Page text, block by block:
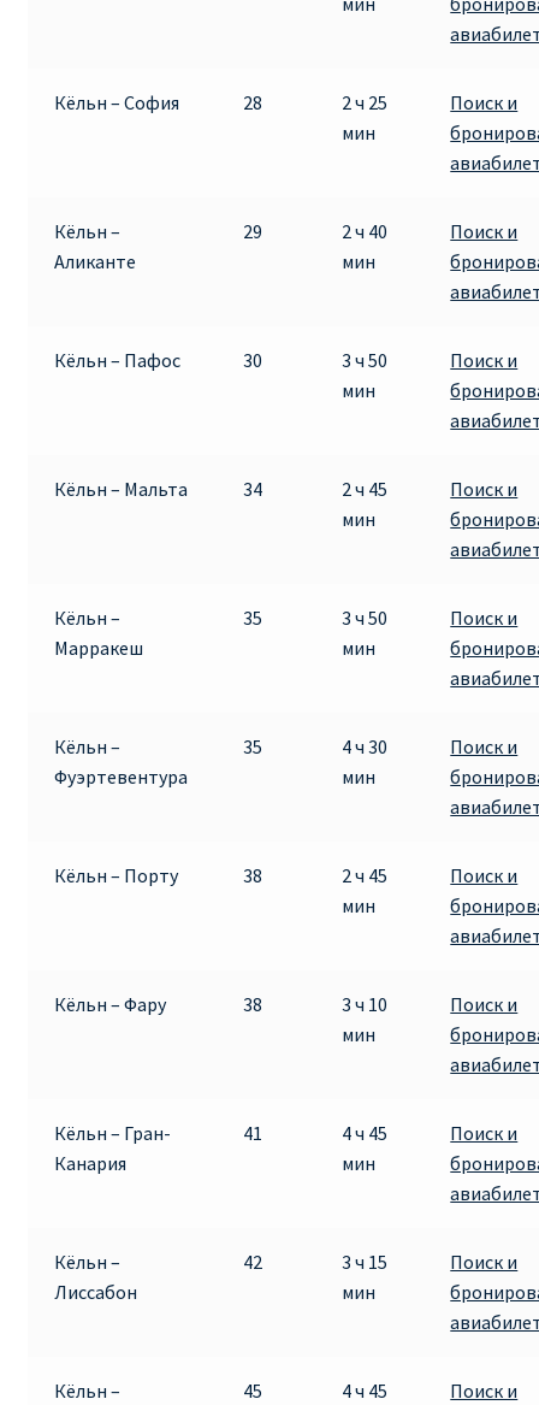
Кёльн – София 28
2 ч 25
мин
Поиск и
Кёльн –
Аликанте
29
2 ч 40
мин
Поиск и
Кёльн – Пафос 30
3 ч 50
мин
Поиск и
Кёльн – Мальта 34
2 ч 45
мин
Поиск и
Кёльн –
Марракеш
35
3 ч 50
мин
Поиск и
Кёльн –
Фуэртевентура
35
4 ч 30
мин
Поиск и
Кёльн – Порту 38
2 ч 45
мин
Поиск и
Кёльн – Фару 38
3 ч 10
мин
Поиск и
Кёльн – Гран-
Канария
41
4 ч 45
мин
Поиск и
Кёльн –
Лиссабон
42
3 ч 15
мин
Поиск и
Кёльн –
45
4 ч 45
Поиск и